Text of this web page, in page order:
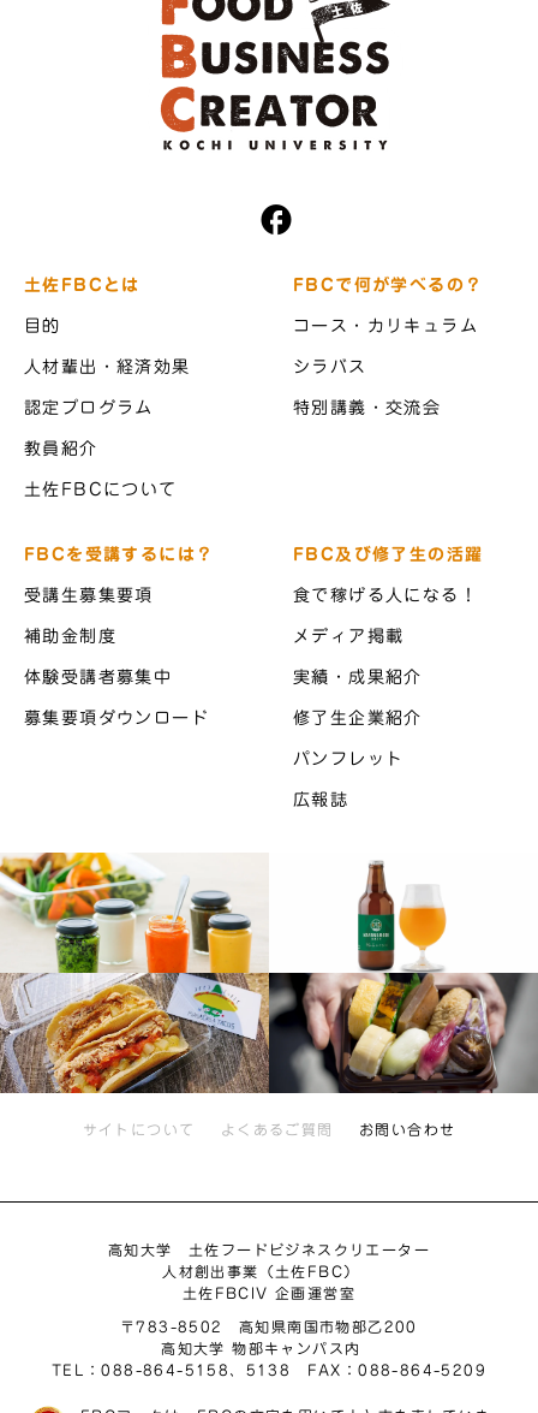
土佐FBCとは
目的
人材輩出・経済効果
認定プログラム
教員紹介
土佐FBCについて
FBCで何が学べるの？
コース・カリキュラム
シラバス
特別講義・交流会
FBCを受講するには？
受講生募集要項
補助金制度
体験受講者募集中
募集要項ダウンロード
FBC及び修了生の活躍
食で稼げる人になる！
メディア掲載
実績・成果紹介
修了生企業紹介
パンフレット
広報誌
サイトについて よくあるご質問 お問い合わせ
高知大学 土佐フードビジネスクリエーター
人材創出事業（土佐FBC）
土佐FBCIV 企画運営室
〒783-8502 高知県南国市物部乙200
高知大学 物部キャンパス内
TEL：088-864-5158、5138 FAX：088-864-5209